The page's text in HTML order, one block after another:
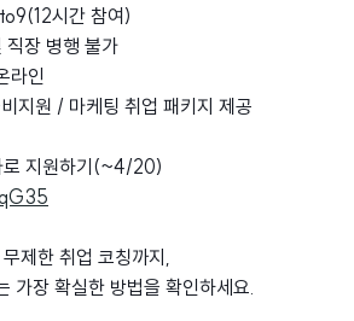
시간 참여)
병행 불가
라인
지원 / 마케팅 취업 패키지 제공
로 지원하기(~4/20)
제한 취업 코칭까지,
가장 확실한 방법을 확인하세요.